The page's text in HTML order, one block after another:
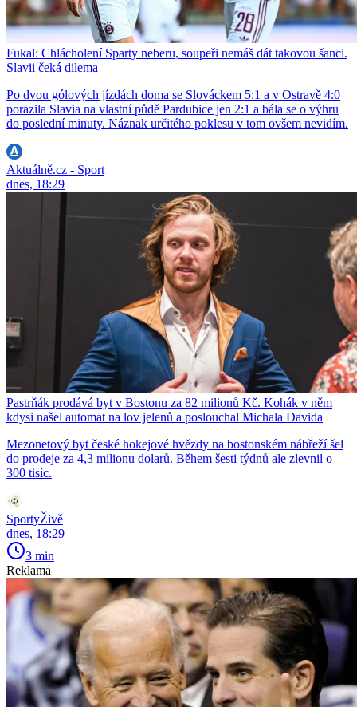
Fukal: Chlácholení Sparty neberu, soupeři nemáš dát takovou šanci.
Slavii čeká dilema
Po dvou gólových jízdách doma se Slováckem 5:1 a v Ostravě 4:0
porazila Slavia na vlastní půdě Pardubice jen 2:1 a bála se o výhru
do poslední minuty. Náznak určitého poklesu v tom ovšem nevidím.
Aktuálně.cz - Sport
dnes, 18:29
Pastrňák prodává byt v Bostonu za 82 milionů Kč. Kohák v něm
kdysi našel automat na lov jelenů a poslouchal Michala Davida
Mezonetový byt české hokejové hvězdy na bostonském nábřeží šel
do prodeje za 4,3 milionu dolarů. Během šesti týdnů ale zlevnil o
300 tisíc.
SportyŽivě
dnes, 18:29
3 min
Reklama